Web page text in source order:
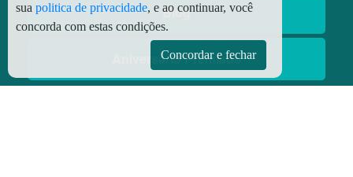
Blog
Aniversário Premiado
sua politica de privacidade, e ao continuar, você
concorda com estas condições.
Concordar e fechar